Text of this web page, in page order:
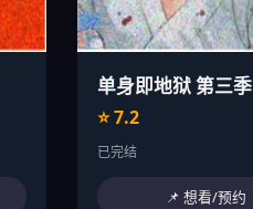
单身即地狱 第三季
⭐ 7.2
已完结
📌 想看/预约